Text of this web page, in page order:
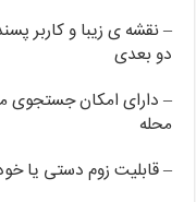
– نقشه ی زیبا و کاربر
دو بعدی
– دارای امکان جستجوی
محله
– قابلیت زوم دستی یا